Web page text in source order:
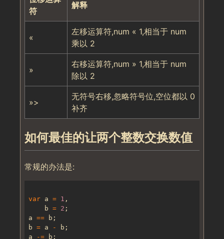
符
解释
«
左移运算符,num « 1,相当于 num
乘以 2
»
右移运算符,num » 1,相当于 num
除以 2
»>
无符号右移,忽略符号位,空位都以 0
补齐
如何最佳的让两个整数交换数值
常规的办法是:
var a = 1
    b
= 2
a ==
b = a -
a
-=